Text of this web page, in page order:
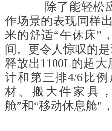
除了能轻松应
作场景的表现同样
米的舒适“午休床”
间。更令人惊叹的
释放出1100L的超
计和第三排4/6比
材、搬大件家具
舱”和“移动休息舱"